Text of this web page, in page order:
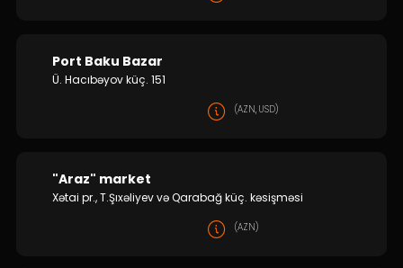
Port Baku Bazar
Ü. Hacıbəyov küç. 151
(AZN, USD)
"Araz" market
Xətai pr., T.Şıxəliyev və Qarabağ küç. kəsişməsi
(AZN)